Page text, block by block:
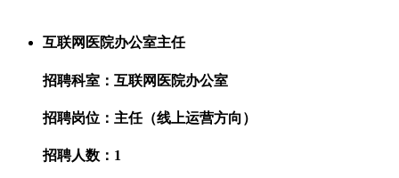
互联网医院办公室主任
招聘科室：互联网医院办公室
招聘岗位：主任（线上运营方向）
招聘人数：1